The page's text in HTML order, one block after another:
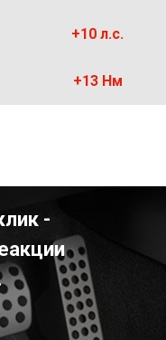
+10 л.с.
+13 Нм
-